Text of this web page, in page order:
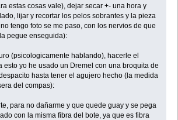
estas cosas vale), dejar secar +- una hora y
lijar y recortar los pelos sobrantes y la pieza
tengo foto se me paso, con los nervios de que
pegue enseguida):
(psicologicamente hablando), hacerle el
esto yo he usado un Dremel con una broquita de
hasta tener el agujero hecho (la medida
del compas):
para no dañarme y que quede guay y se pega
con la misma fibra del bote, ya que es fibra